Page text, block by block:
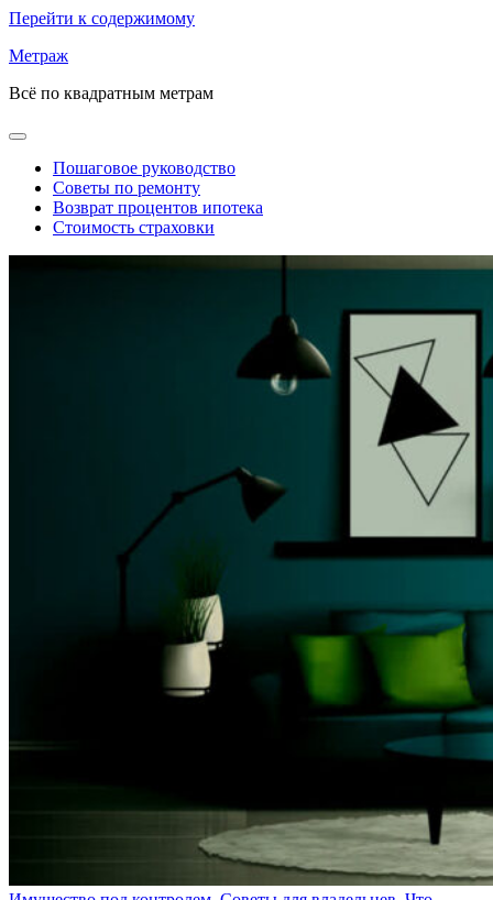
Перейти к содержимому
Метраж
Всё по квадратным метрам
Пошаговое руководство
Советы по ремонту
Возврат процентов ипотека
Стоимость страховки